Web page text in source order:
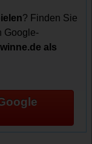
? Finden Sie
Google-
als